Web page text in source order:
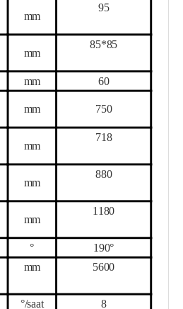
mm
95
mm
85*85
mm 60
mm 750
mm
718
mm
880
mm
1 180
° 190°
mm 5600
°/saat 8